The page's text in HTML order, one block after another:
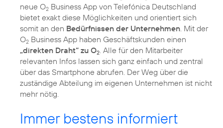
neue O2 Business App von Telefónica Deutschland
bietet exakt diese Möglichkeiten und orientiert sich
somit an den Bedürfnissen der Unternehmen . Mit der
O2 Business App haben Geschäftskunden einen
„direkten Draht“ zu O2 . Alle für den Mitarbeiter
relevanten Infos lassen sich ganz einfach und zentral
über das Smartphone abrufen. Der Weg über die
zuständige Abteilung im eigenen Unternehmen ist nicht
mehr nötig.
Immer bestens informiert